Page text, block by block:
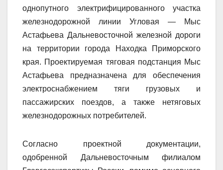
однопутного электрифицированного участка
железнодорожной линии Угловая — Мыс
Астафьева Дальневосточной железной дороги
на территории города Находка Приморского
края. Проектируемая тяговая подстанция Мыс
Астафьева предназначена для обеспечения
электроснабжением тяги грузовых и
пассажирских поездов, а также нетяговых
железнодорожных потребителей.
Согласно проектной документации,
одобренной Дальневосточным филиалом